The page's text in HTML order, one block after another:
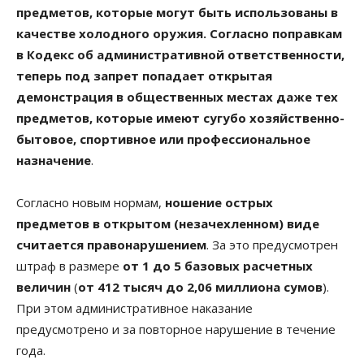
предметов, которые могут быть использованы в
качестве холодного оружия. Согласно поправкам
в Кодекс об административной ответственности,
теперь под запрет попадает открытая
демонстрация в общественных местах даже тех
предметов, которые имеют сугубо хозяйственно-
бытовое, спортивное или профессиональное
назначение.
Согласно новым нормам, ношение острых
предметов в открытом (незачехленном) виде
считается правонарушением. За это предусмотрен
штраф в размере от 1 до 5 базовых расчетных
величин (от 412 тысяч до 2,06 миллиона сумов).
При этом административное наказание
предусмотрено и за повторное нарушение в течение
года.